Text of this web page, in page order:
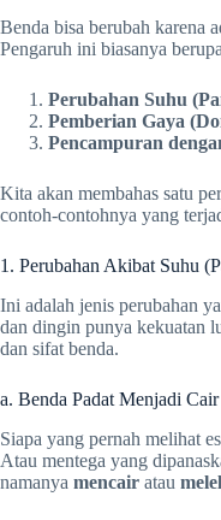
Benda bisa berubah karena
Pengaruh ini biasanya
Perubahan Suhu
Pemberian Gaya
Pencampuran
Kita akan membahas satu
contoh-contohnya yang
1. Perubahan Akibat Suhu
Ini adalah jenis perubahan
dan dingin punya kekuatan
dan sifat benda.
a. Benda Padat Menjadi
Siapa yang pernah melihat
Atau mentega yang
namanya mencair atau